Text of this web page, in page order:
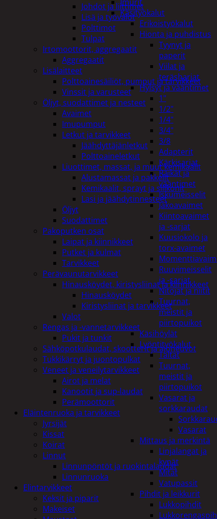
Käsityökalut
Erikoistyökalut
Hionta ja puhdistus
Tyynyt ja
paperit
Viilat ja
teräsharjat
Hylsyt ja vääntimet
1"
1/2"
1/4"
3/4"
3/8
Adapterit
Kärkisarjat
Räikät ja
vääntimet
Iskumeisselit
Jakoavaimet
Kiintoavaimet
ja -sarjat
Kuusiokolo ja
torx-avaimet
Ruuvimeisselit
ja -sarjat
Nitojat ja niitit
Tuurnat,
meistit ja
piirtopuikot
Käsihöylät
Lyöntityökalut
Taltat
Tuurnat,
meistit ja
piirtopuikot
Vasarat ja
sorkkaraudat
Vasarat
Mittaus ja merkintä
Linjalangat ja
kynät
Mitat
Vatupassit
Pihdit ja leikkurit
Lukkopihdit
Johdot ja liittimet
Lisä ja työvalot
Polttimot
Tulpat
Irtomoottorit, aggregaatit
Aggregaatit
Lisälaitteet
Polttoainesäiliöt, pumput ja tarvikkeet
Vinssit ja varusteet
Öljyt, suodattimet ja nesteet
Avaimet
Imupumput
Letkut ja tarvikkeet
Jäähdyttäjänletkut
Polttoaineletkut
Liuottimet, massat, ja muut kemikaalit
Alustamassat ja pakkelit
Kemikaalit, sprayt ja silikonit
Lasi ja jäähdytinnesteet
Öljyt
Suodattimet
Pakoputken osat
Laipat ja kiinnikkeet
Putket ja kulmat
Tarvikkeet
Perävaunutarvikkeet
Hinausköydet, kiristysliinat ja kiinnikkeet
Hinausköydet
Kiristysliinat ja tarvikkeet
Valot
Rengas ja -vannetarvikkeet
Pukit ja tunkit
Sähköpotkulaudat, skootterit ja ajoneuvot
Tukkikärryt ja juontopulkat
Veneet ja veneilytarvikkeet
Airot ja melat
Kanootit ja sup-laudat
Perämoottorit
Eläintenruoka ja tarvikkeet
Jyrsijät
Kissat
Koirat
Linnut
Linnunpöntöt ja ruokintalaudat
Linnunruoka
Elintarvikkeet
Keksit ja piparit
Makeiset